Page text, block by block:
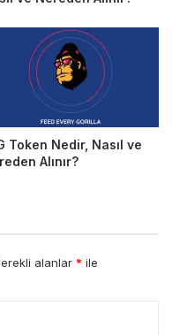
Token Nedir, Nasıl ve
Alınır?
alanlar * ile